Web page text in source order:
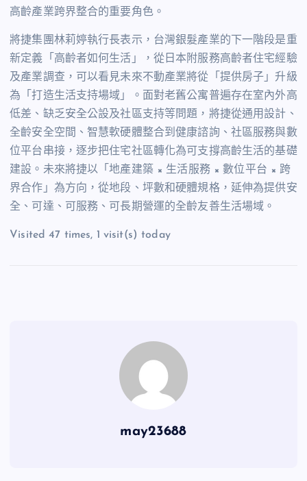
高齡產業跨界整合的重要角色。
將捷集團林莉婷執行長表示，台灣銀髮產業的下一階段是重
新定義「高齡者如何生活」，從日本附服務高齡者住宅經驗
及產業調查，可以看見未來不動產業將從「提供房子」升級
為「打造生活支持場域」。面對老舊公寓普遍存在室內外高
低差、缺乏安全公設及社區支持等問題，將捷從通用設計、
全齡安全空間、智慧軟硬體整合到健康諮詢、社區服務與數
位平台串接，逐步把住宅社區轉化為可支撐高齡生活的基礎
建設。未來將捷以「地產建築 × 生活服務 × 數位平台 × 跨
界合作」為方向，從地段、坪數和硬體規格，延伸為提供安
全、可達、可服務、可長期營運的全齡友善生活場域。
Visited 47 times, 1 visit(s) today
may23688